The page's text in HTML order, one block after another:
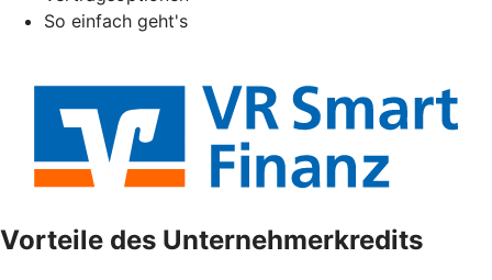
So einfach geht's
Vorteile des Unternehmerkredits